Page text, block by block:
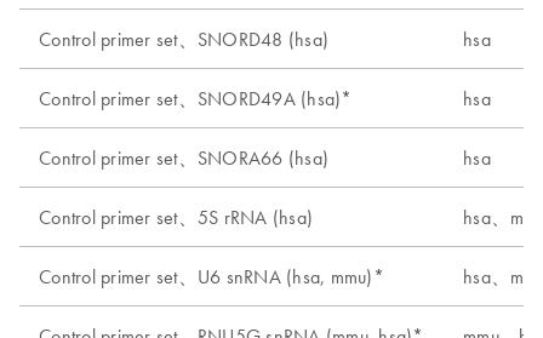
Control primer set、SNORD48 (hsa) hsa
Control primer set、SNORD49A (hsa)* hsa
Control primer set、SNORA66 (hsa) hsa
Control primer set、5S rRNA (hsa) hsa、
Control primer set、U6 snRNA (hsa, mmu)* hsa、